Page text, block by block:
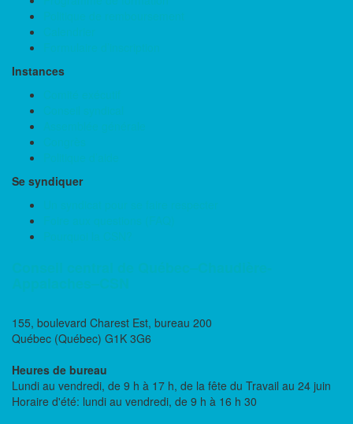
Instances
Se syndiquer
155, boulevard Charest Est, bureau 200
Québec (Québec) G1K 3G6
Heures de bureau
Lundi au vendredi, de 9 h à 17 h, de la fête du Travail au 24 juin
Horaire d'été: lundi au vendredi, de 9 h à 16 h 30